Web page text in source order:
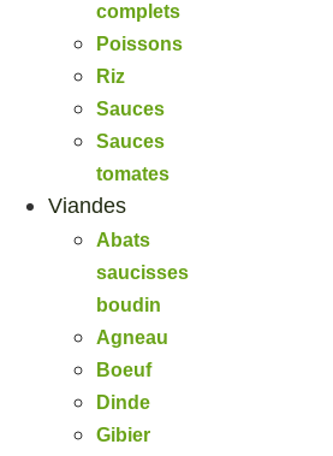
complets
Poissons
Riz
Sauces
Sauces
tomates
Viandes
Abats
saucisses
boudin
Agneau
Boeuf
Dinde
Gibier